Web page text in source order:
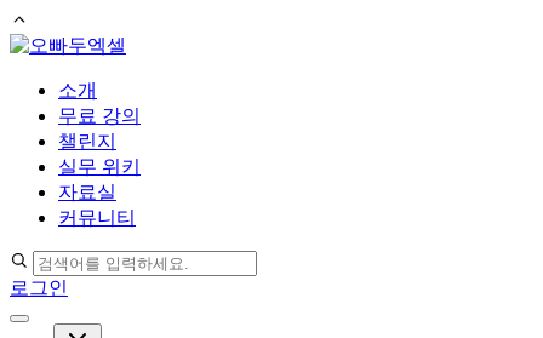
컨
소개
무료 강의
챌린지
실무 위키
자료실
커뮤니티
로그인